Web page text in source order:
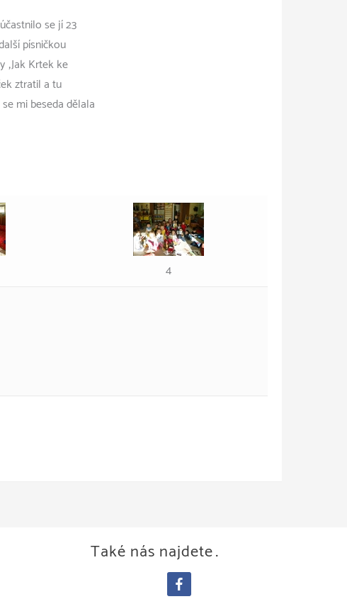
se jí 23
písničkou
Krtek ke
ztratil a tu
mi beseda dělala
4
Také nás najdete…
facebook